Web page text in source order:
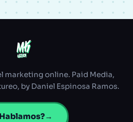
MK
MK
ULTRA
ULTRA
marketing online. Paid Media,
by Daniel Espinosa Ramos.
→